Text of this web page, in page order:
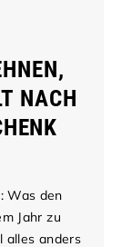
NACH
Was den
Jahr zu
alles anders